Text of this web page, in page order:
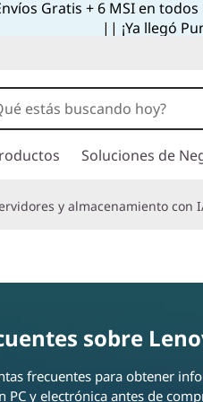
Gratis + 6 MSI en
|| ¡Ya llegó
Soluciones de
y almacenamiento con
sobre
frecuentes para obtener
PC y electrónica antes de